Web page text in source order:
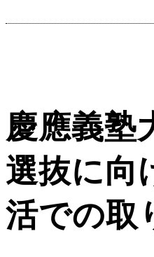
慶應義塾
選抜に向
活での取